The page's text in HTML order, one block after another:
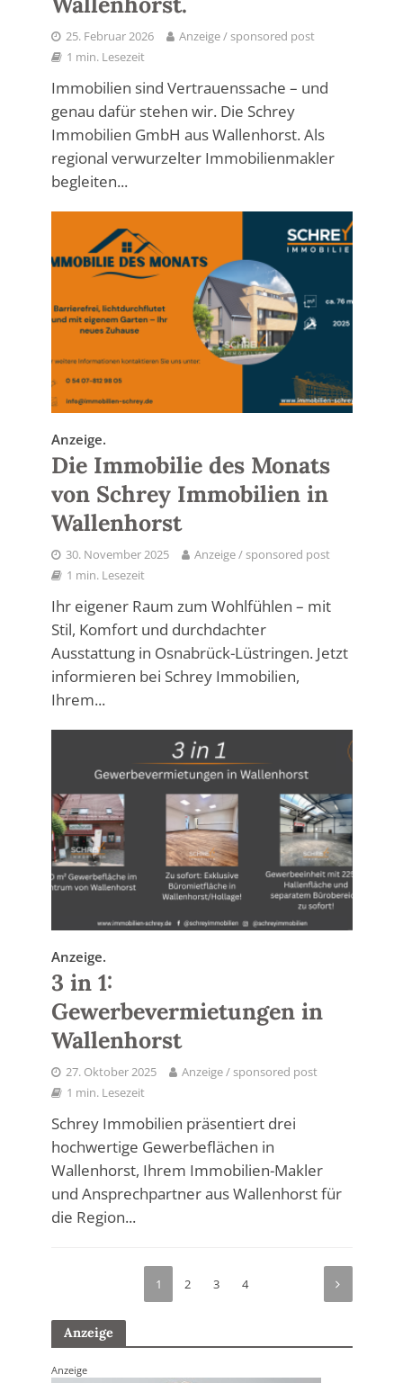
25. Februar 2026
Anzeige / sponsored post
1 min. Lesezeit
Immobilien sind Vertrauenssache – und
genau dafür stehen wir. Die Schrey
Immobilien GmbH aus Wallenhorst. Als
regional verwurzelter Immobilienmakler
begleiten...
Anzeige.
Die Immobilie des Monats
von Schrey Immobilien in
Wallenhorst
30. November 2025
Anzeige / sponsored post
1 min. Lesezeit
Ihr eigener Raum zum Wohlfühlen – mit
Stil, Komfort und durchdachter
Ausstattung in Osnabrück-Lüstringen. Jetzt
informieren bei Schrey Immobilien,
Ihrem...
Anzeige.
3 in 1:
Gewerbevermietungen in
Wallenhorst
27. Oktober 2025
Anzeige / sponsored post
1 min. Lesezeit
Schrey Immobilien präsentiert drei
hochwertige Gewerbeflächen in
Wallenhorst, Ihrem Immobilien-Makler
und Ansprechpartner aus Wallenhorst für
die Region...
1 2 3 4
Anzeige
Anzeige